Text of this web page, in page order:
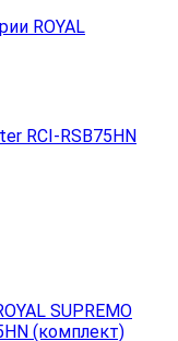
SUPREMO
(комплект)